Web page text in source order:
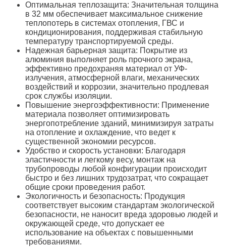
Оптимальная теплозащита: Значительная толщина
в 32 мм обеспечивает максимальное снижение
теплопотерь в системах отопления, ГВС и
кондиционирования, поддерживая стабильную
температуру транспортируемой среды.
Надежная барьерная защита: Покрытие из
алюминия выполняет роль прочного экрана,
эффективно предохраняя материал от УФ-
излучения, атмосферной влаги, механических
воздействий и коррозии, значительно продлевая
срок службы изоляции.
Повышение энергоэффективности: Применение
материала позволяет оптимизировать
энергопотребление зданий, минимизируя затраты
на отопление и охлаждение, что ведет к
существенной экономии ресурсов.
Удобство и скорость установки: Благодаря
эластичности и легкому весу, монтаж на
трубопроводы любой конфигурации происходит
быстро и без лишних трудозатрат, что сокращает
общие сроки проведения работ.
Экологичность и безопасность: Продукция
соответствует высоким стандартам экологической
безопасности, не наносит вреда здоровью людей и
окружающей среде, что допускает ее
использование на объектах с повышенными
требованиями.